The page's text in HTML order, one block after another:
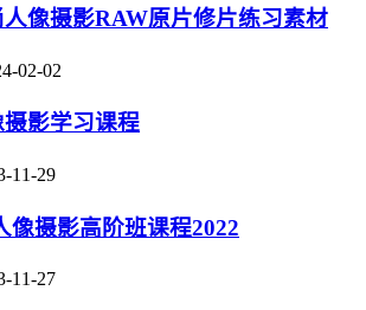
像摄影RAW原片修片练习素材
02-02
影学习课程
11-29
像摄影高阶班课程2022
11-27